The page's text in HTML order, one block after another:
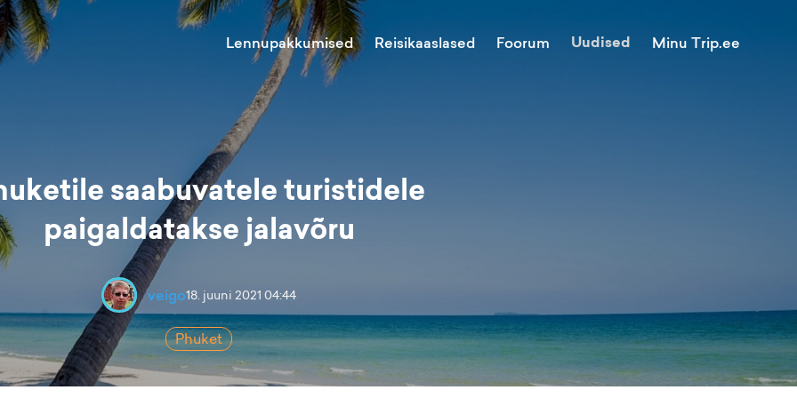
Lennupakkumised Reisikaaslased Foorum Uudised Minu Trip.ee
saabuvatele turistidele
paigaldatakse jalavõru
veigo18. juuni 2021 04:44
Phuket